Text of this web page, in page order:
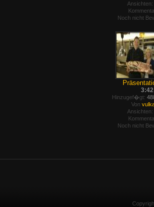
Ansichten:
Noch nicht
3:42
Hinzugef�gt:
Von
Ansichten:
Noch nicht